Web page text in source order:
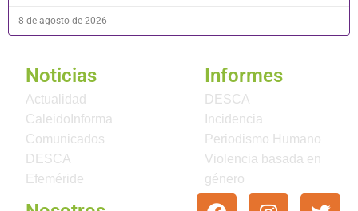
8 de agosto de 2026
Noticias
Actualidad
CaleidoInforma
Comunicados
DESCA
Efeméride
Informes
DESCA
Incidencia
Periodismo Humano
Violencia basada en
género